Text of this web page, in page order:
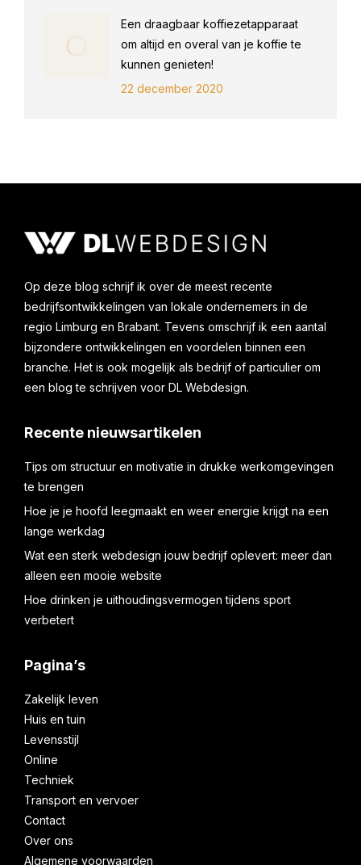
Een draagbaar koffiezetapparaat
om altijd en overal van je koffie te
kunnen genieten!
22 december 2020
Op deze blog schrijf ik over de meest recente
bedrijfsontwikkelingen van lokale ondernemers in de
regio Limburg en Brabant. Tevens omschrijf ik een aantal
bijzondere ontwikkelingen en voordelen binnen een
branche. Het is ook mogelijk als bedrijf of particulier om
een blog te schrijven voor DL Webdesign.
Recente nieuwsartikelen
Tips om structuur en motivatie in drukke werkomgevingen
te brengen
Hoe je je hoofd leegmaakt en weer energie krijgt na een
lange werkdag
Wat een sterk webdesign jouw bedrijf oplevert: meer dan
alleen een mooie website
Hoe drinken je uithoudingsvermogen tijdens sport
verbetert
Pagina’s
Zakelijk leven
Huis en tuin
Levensstijl
Online
Techniek
Transport en vervoer
Contact
Over ons
Algemene voorwaarden